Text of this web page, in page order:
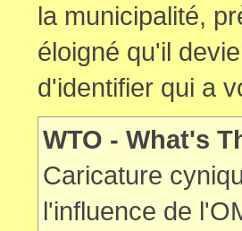
la municipalité,
éloigné qu'il
d'identifier qui a
WTO - What's
Caricature
l'influence de